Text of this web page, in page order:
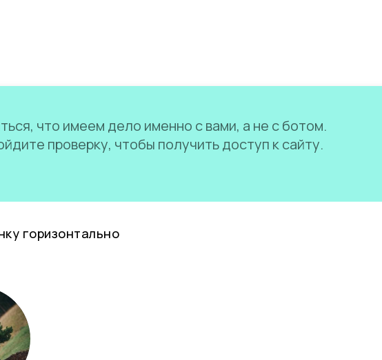
что имеем дело именно с вами, а не с ботом.
проверку, чтобы получить доступ к сайту.
горизонтально